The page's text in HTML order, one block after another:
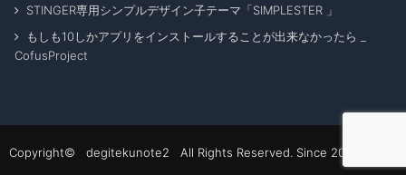
STINGER専用シンプルデザイン子テーマ「SIMPLESTER 」
もしも10しかアプリをインストールすることが出来なかったら _
CofusProject
Copyright© degitekunote2 All Rights Reserved. Since 2011 - 2026